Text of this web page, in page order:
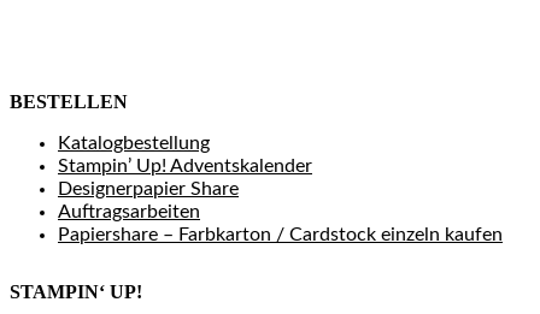
BESTELLEN
Katalogbestellung
Stampin’ Up! Adventskalender
Designerpapier Share
Auftragsarbeiten
Papiershare – Farbkarton / Cardstock einzeln kaufen
STAMPIN‘ UP!